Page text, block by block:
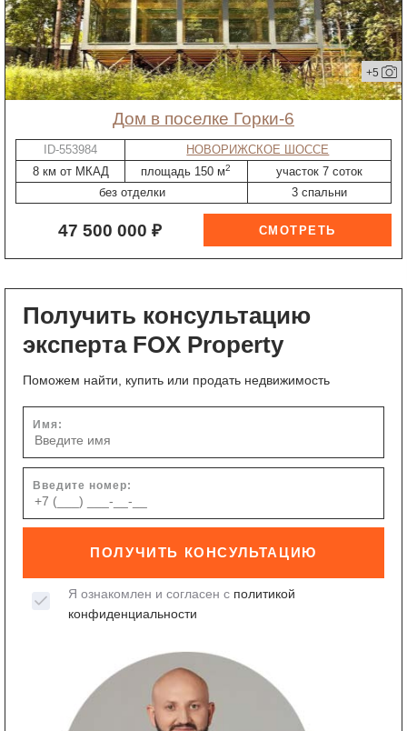
+5
дом в поселке Горки-6
ID-553984
НОВОРИЖСКОЕ ШОССЕ
8 км от МКАД
площадь 150 м2
участок 7 соток
без отделки
3 спальни
47 500 000 ₽
Получить консультацию
эксперта FOX Property
Поможем найти, купить или продать недвижимость
Имя:
Введите номер:
ПОЛУЧИТЬ КОНСУЛЬТАЦИЮ
Я ознакомлен и согласен с политикой
конфиденциальности